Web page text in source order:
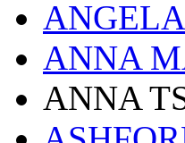
ANNA
ANNA